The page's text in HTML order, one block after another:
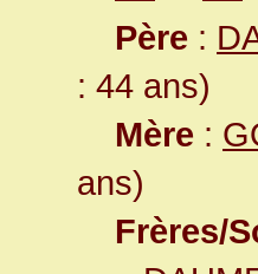
Père :
: 44 ans)
Mère :
ans)
Frères/